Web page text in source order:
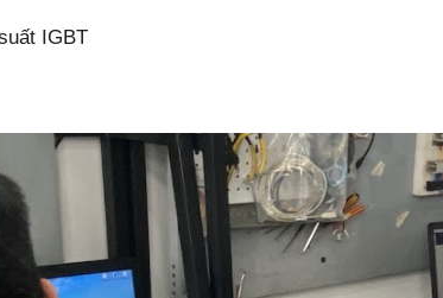
IGBT